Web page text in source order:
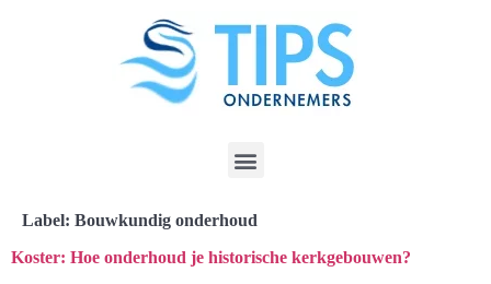
Label: Bouwkundig onderhoud
Koster: Hoe onderhoud je historische kerkgebouwen?